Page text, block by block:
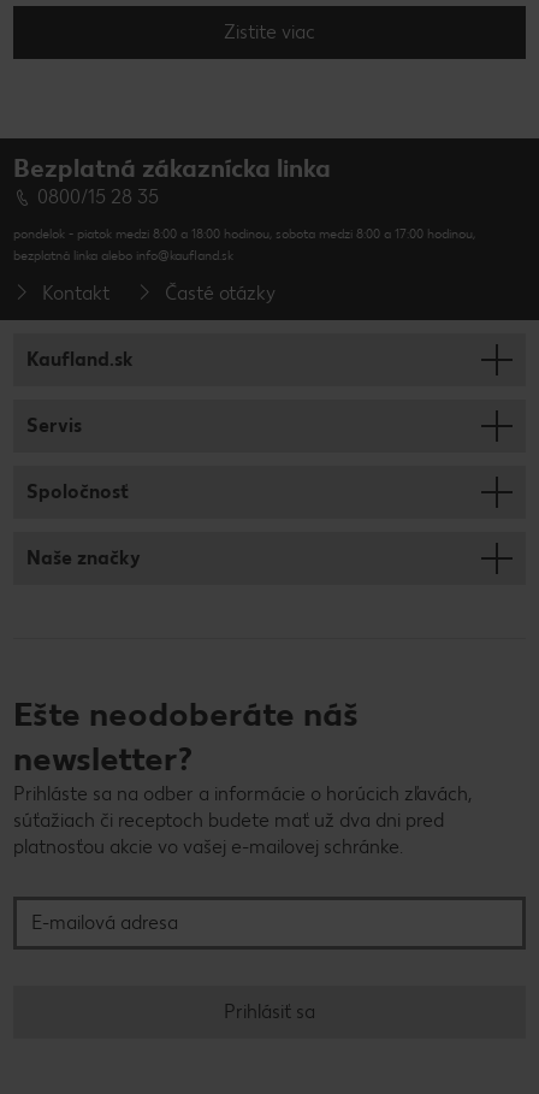
Zistite viac
Bezplatná zákaznícka linka
0800/15 28 35
pondelok - piatok medzi 8:00 a 18:00 hodinou, sobota medzi 8:00 a 17:00 hodinou,
bezplatná linka alebo info@kaufland.sk
Kontakt Časté otázky
Kaufland.sk
Servis
Spoločnosť
Naše značky
Ešte neodoberáte náš
newsletter?
Prihláste sa na odber a informácie o horúcich zľavách,
súťažiach či receptoch budete mať už dva dni pred
platnosťou akcie vo vašej e-mailovej schránke.
Prihlásiť sa